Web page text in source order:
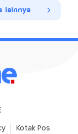
lainnya
Kotak Pos